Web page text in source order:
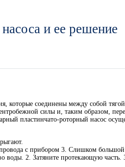
и ее решение
которые соединены между собой
силы и, таким образом,
пластинчато-роторный насос
с прибором 3. Слишком
воды. 2. Затяните протекающую